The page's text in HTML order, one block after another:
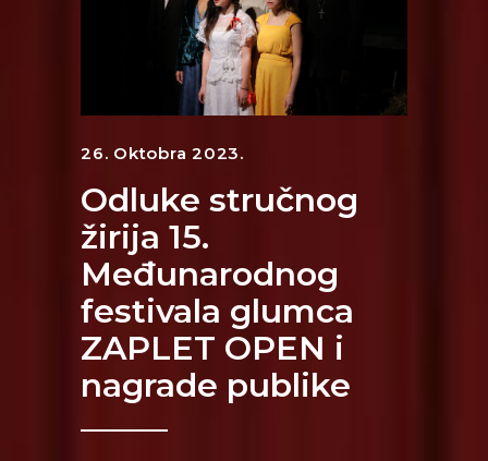
26. Oktobra 2023.
Odluke stručnog
žirija 15.
Međunarodnog
festivala glumca
ZAPLET OPEN i
nagrade publike